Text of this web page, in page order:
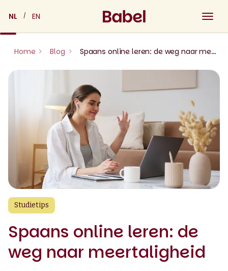
content
NL EN
Home Blog Spaans online leren: de weg naar meertaligheid
Studietips
Spaans online leren: de
weg naar meertaligheid